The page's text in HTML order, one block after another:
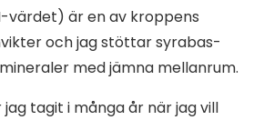
värdet) är en av kroppens
och jag stöttar syrabas-
med jämna mellanrum.
jag tagit i många år när jag vill